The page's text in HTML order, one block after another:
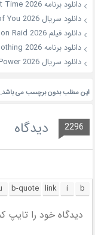
دانلود برنامه Love against Time 2026
دانلود سریال 25Years of You 2026
دانلود فیلم Golden Kamuy: The Abashiri Prison Raid 2026
دانلود برنامه All or Nothing 2026
دانلود سریال Blossoms of Power 2026
این مطلب بدون برچسب می باشد.
2296 دیدگاه